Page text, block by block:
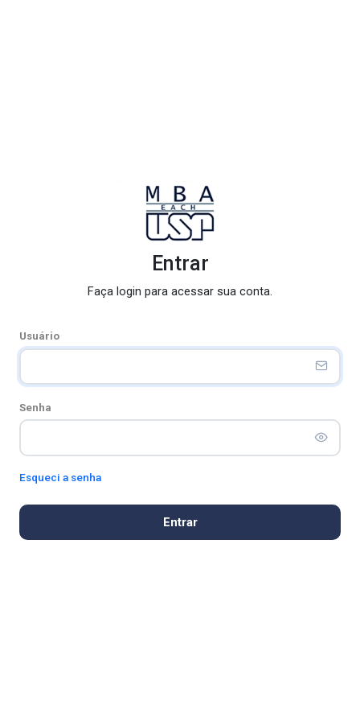
Entrar
Faça login para acessar sua conta.
Usuário
Senha
Esqueci a senha
Entrar